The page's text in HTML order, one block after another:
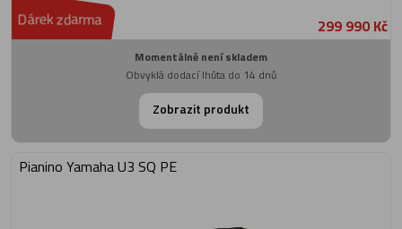
Dárek zdarma 299 990 Kč
Momentálně není skladem
Obvyklá dodací lhůta do 14 dnů
Zobrazit produkt
Pianino Yamaha U3 SQ PE